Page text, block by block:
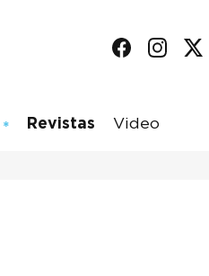
Revistas Video